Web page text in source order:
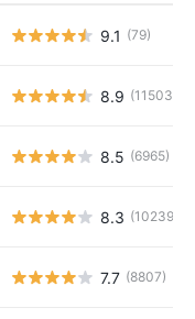
9.1 (79)
8.9 (11503)
8.5 (6965)
8.3 (10239)
7.7 (8807)